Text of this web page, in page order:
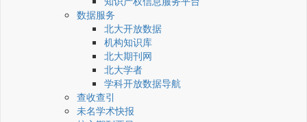
数据服务
北大开放数据
机构知识库
北大期刊网
北大学者
学科开放数据导航
查收查引
未名学术快报